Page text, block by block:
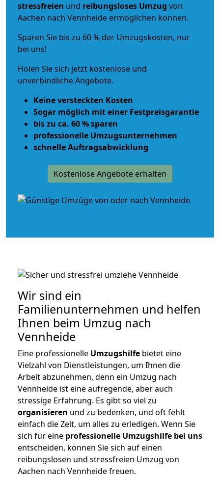
stressfreien und reibungsloses Umzug von
Aachen nach Vennheide ermöglichen können.
Sparen Sie bis zu 60 % der Umzugskosten, nur
bei uns!
Holen Sie sich jetzt kostenlose und
unverbindliche Angebote.
Keine versteckten Kosten
Sogar möglich mit einer Festpreisgarantie
bis zu ca. 60 % sparen
professionelle Umzugsunternehmen
schnelle Auftragsabwicklung
Kostenlose Angebote erhalten
Wir sind ein
Familienunternehmen und helfen
Ihnen beim Umzug nach
Vennheide
Eine professionelle Umzugshilfe bietet eine
Vielzahl von Dienstleistungen, um Ihnen die
Arbeit abzunehmen, denn ein Umzug nach
Vennheide ist eine aufregende, aber auch
stressige Erfahrung. Es gibt so viel zu
organisieren und zu bedenken, und oft fehlt
einfach die Zeit, um alles zu erledigen. Wenn Sie
sich für eine professionelle Umzugshilfe bei uns
entscheiden, können Sie sich auf einen
reibungslosen und stressfreien Umzug von
Aachen nach Vennheide freuen.